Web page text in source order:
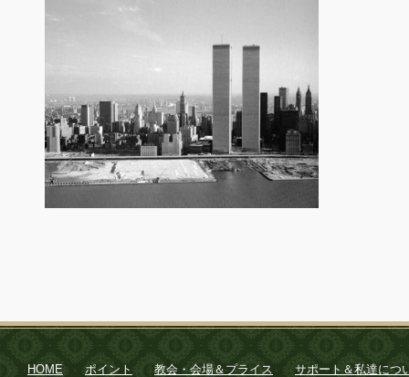
HOME ポイント 教会・会場＆プライス サポート＆私達につ